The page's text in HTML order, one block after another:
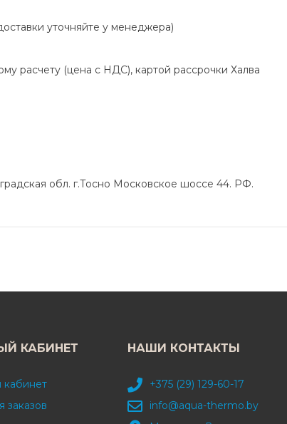
уточняйте у менеджера)
расчету (цена с НДС), картой рассрочки Халва
обл. г.Тосно Московское шоссе 44. РФ.
КАБИНЕТ
заказов
НАШИ КОНТАКТЫ
+375 (29) 129-60-17
info@aqua-thermo.by